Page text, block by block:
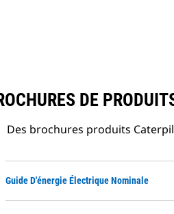
DE
Des brochures produits
Guide D'énergie Électrique Nominale